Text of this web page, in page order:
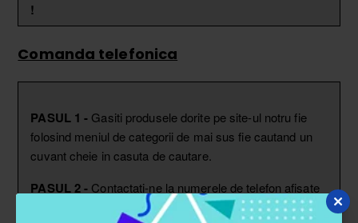
!
Comanda telefonica
PASUL 1 - Gasiti produsele dorite pe site-ul notru fie
folosind meniul de categorii de mai sus fie cautand un
cuvant cheie in casuta de cautare.
PASUL 2 - Contactati-ne la numerele de telefon afisate
0799 13 00 13